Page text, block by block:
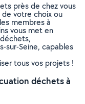
près de chez vous
votre choix ou
membres à
vous met en
sur-Seine, capables
tous vos projets !
déchets à